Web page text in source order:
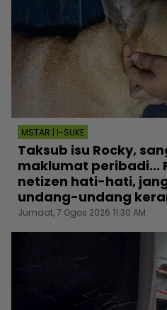
MSTAR | I-SUKE
Taksub isu Rocky,
maklumat peribadi...
netizen hati-hati,
undang-undang
Jumaat, 7 Ogos 2026 11:30 AM